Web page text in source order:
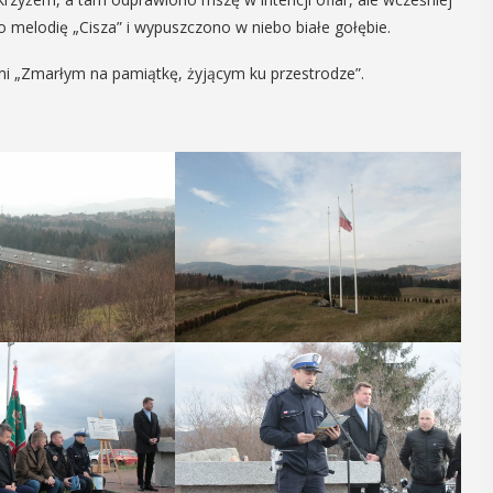
„Cisza” i wypuszczono w niebo białe gołębie.
„Zmarłym na pamiątkę, żyjącym ku przestrodze”.
–
Miejskiej
tomu
-
14
CZERWIEC
„Oddaj krew-
Uratuj życie”
W niedzielę 14 czerwca na plaży
trawiastej na myślenickim Zarabiu
odbędzie się druga edycja wydarzenia
"Oddaj krew-Uratuj życie" łączące akcję
krwiodawstwa ze zlotem samochodów
pożarniczych. Organizatorami ...